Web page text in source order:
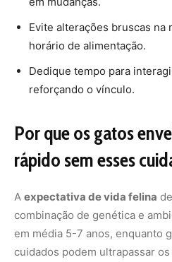
Evite alterações bruscas na
horário de alimentação.
Dedique tempo para
reforçando o vínculo.
Por que os gatos
rápido sem esses
A expectativa de vida felina
combinação de genética e
em média 5-7 anos, enquanto
cuidados podem ultrapassar